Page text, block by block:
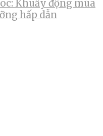
Khuấy động mùa
hấp dẫn